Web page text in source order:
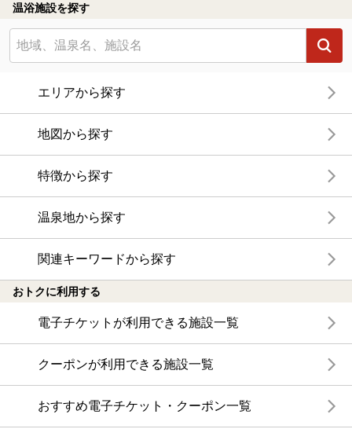
温浴施設を探す
エリアから探す
地図から探す
特徴から探す
温泉地から探す
関連キーワードから探す
おトクに利用する
電子チケットが利用できる施設一覧
クーポンが利用できる施設一覧
おすすめ電子チケット・クーポン一覧